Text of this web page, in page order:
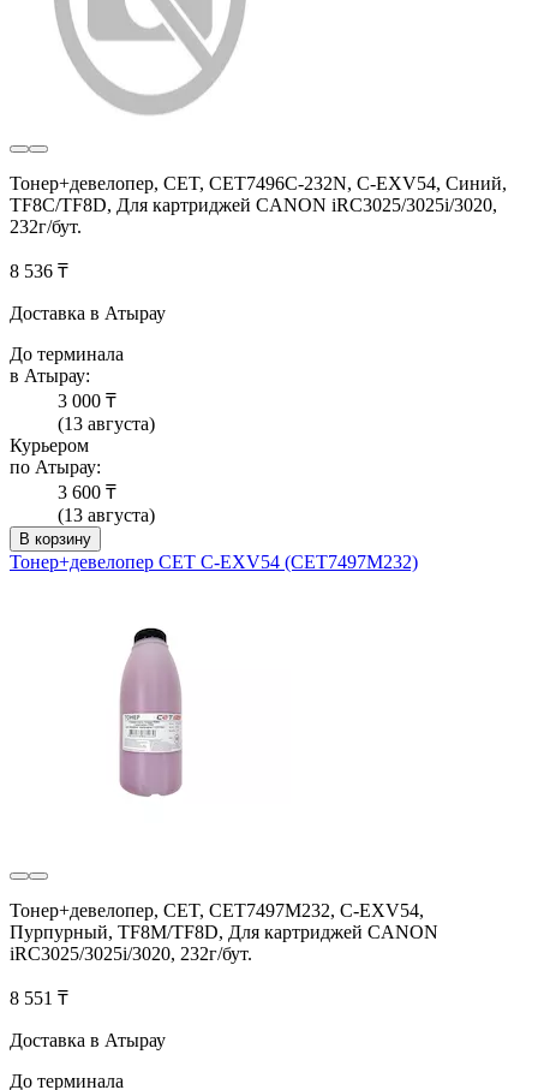
Тонер+девелопер, CET, CET7496C-232N, C-EXV54, Синий,
TF8C/TF8D, Для картриджей CANON iRC3025/3025i/3020,
232г/бут.
8 536 ₸
Доставка в Атырау
До терминала
в Атырау:
3 000 ₸
(13 августа)
Курьером
по Атырау:
3 600 ₸
(13 августа)
В корзину
Тонер+девелопер CET C-EXV54 (CET7497M232)
Тонер+девелопер, CET, CET7497M232, C-EXV54,
Пурпурный, TF8M/TF8D, Для картриджей CANON
iRC3025/3025i/3020, 232г/бут.
8 551 ₸
Доставка в Атырау
До терминала